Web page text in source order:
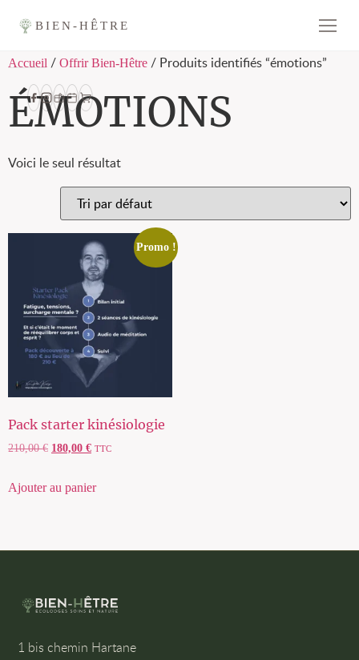
BIEN-HÊTRE
Accueil / Offrir Bien-Hêtre / Produits identifiés “émotions”
ÉMOTIONS
Voici le seul résultat
Promo !
Pack starter kinésiologie
210,00€ 180,00 € TTC
Ajouter au panier
1 bis chemin Hartane